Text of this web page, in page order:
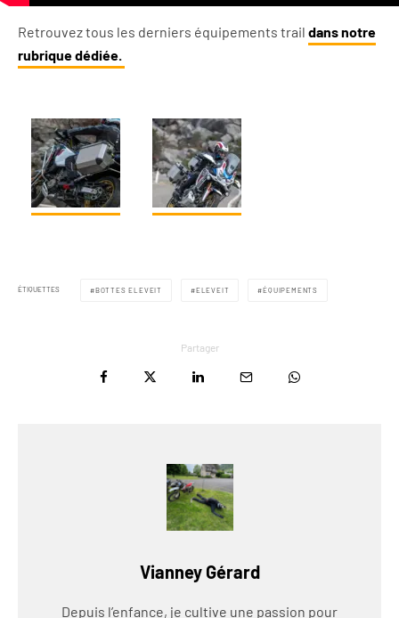
Retrouvez tous les derniers équipements trail dans notre
rubrique dédiée.
ÉTIQUETTES BOTTES ELEVEIT ELEVEIT ÉQUIPEMENTS
Partager
Vianney Gérard
Depuis l’enfance, je cultive une passion pour